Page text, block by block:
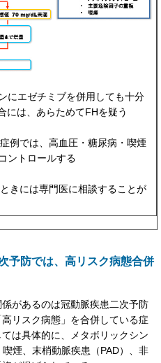
エゼチミブを併用しても十分
には、あらためてFHを疑う
では、高血圧・糖尿病・喫煙
ントロールする
には専門医に相談することが
予防では、高リスク病態合併
があるのは冠動脈疾患二次予防
リスク病態」を合併している症
は具体的に、メタボリックシン
煙、末梢動脈疾患（PAD）、非